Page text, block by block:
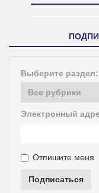
Выберите раздел:
Электронный
Отпишите меня
Подписаться